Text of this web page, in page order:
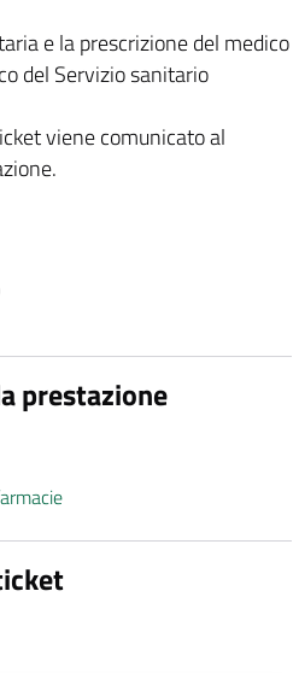
e la prescrizione del medico
del Servizio sanitario
viene comunicato al
prestazione